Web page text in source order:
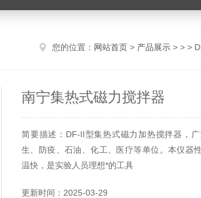
您的位置： 网站首页 > 产品展示 > > >
南宁集热式磁力搅拌器
简要描述：DF-II型集热式磁力加热搅拌器，
生、防疫、石油、化工、医疗等单位。本仪器
温快，是实验人员理想*的工具
更新时间：2025-03-29